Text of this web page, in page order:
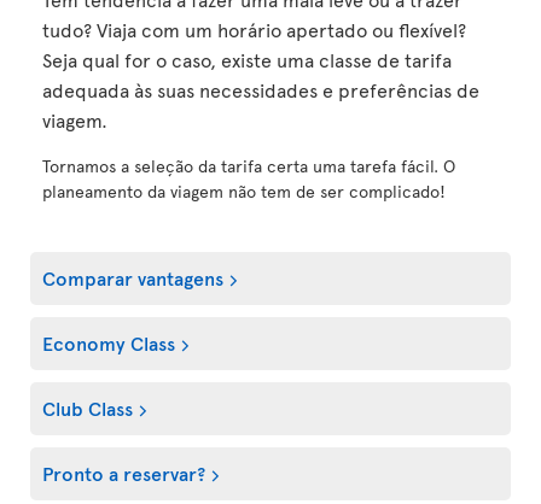
tudo? Viaja com um horário apertado ou flexível?
Seja qual for o caso, existe uma classe de tarifa
adequada às suas necessidades e preferências de
viagem.
Tornamos a seleção da tarifa certa uma tarefa fácil. O
planeamento da viagem não tem de ser complicado!
Comparar vantagens
Economy Class
Club Class
Pronto a reservar?